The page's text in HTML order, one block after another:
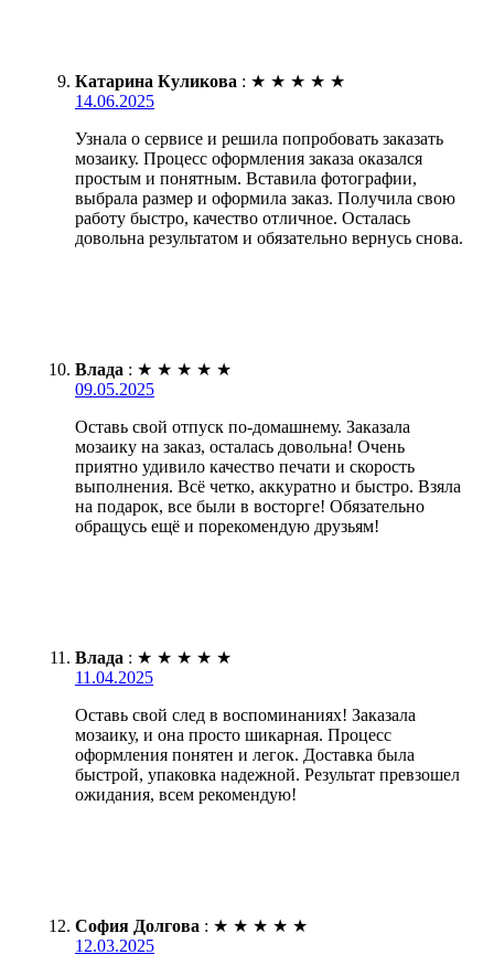
Катарина Куликова : ★ ★ ★ ★ ★
14.06.2025
Узнала о сервисе и решила попробовать заказать
мозаику. Процесс оформления заказа оказался
простым и понятным. Вставила фотографии,
выбрала размер и оформила заказ. Получила свою
работу быстро, качество отличное. Осталась
довольна результатом и обязательно вернусь снова.
Влада : ★ ★ ★ ★ ★
09.05.2025
Оставь свой отпуск по-домашнему. Заказала
мозаику на заказ, осталась довольна! Очень
приятно удивило качество печати и скорость
выполнения. Всё четко, аккуратно и быстро. Взяла
на подарок, все были в восторге! Обязательно
обращусь ещё и порекомендую друзьям!
Влада : ★ ★ ★ ★ ★
11.04.2025
Оставь свой след в воспоминаниях! Заказала
мозаику, и она просто шикарная. Процесс
оформления понятен и легок. Доставка была
быстрой, упаковка надежной. Результат превзошел
ожидания, всем рекомендую!
София Долгова : ★ ★ ★ ★ ★
12.03.2025